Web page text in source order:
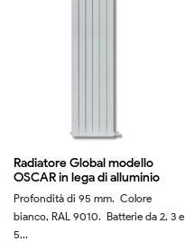
Radiatore Global modello
OSCAR in lega di alluminio
Profondità di 95 mm. Colore
bianco, RAL 9010. Batterie da 2, 3 e
5...